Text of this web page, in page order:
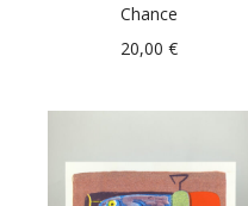
Chance
20,00 €